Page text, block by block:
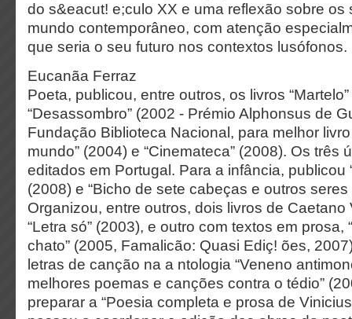
do s&eacut! e;culo XX e uma reflexão sobre os
mundo contemporâneo, com atenção
que seria o seu futuro nos contextos lusófonos.
Eucanãa Ferraz
Poeta, publicou, entre outros, os livros
“Desassombro” (2002 - Prémio Alphonsus de
Fundação Biblioteca Nacional, para melhor
mundo” (2004) e “Cinemateca” (2008). Os três
editados em Portugal. Para a infância, publicou
(2008) e “Bicho de sete cabeças e outros seres
Organizou, entre outros, dois livros de Caetano
“Letra só” (2003), e outro com textos em prosa,
chato” (2005, Famalicão: Quasi Ediç! ões,
letras de canção na a ntologia “Veneno
melhores poemas e canções contra o tédio”
preparar a “Poesia completa e prosa de